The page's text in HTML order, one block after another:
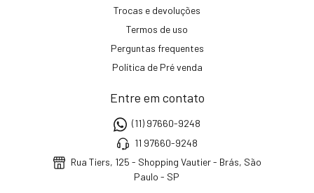
Trocas e devoluções
Termos de uso
Perguntas frequentes
Política de Pré venda
Entre em contato
(11) 97660-9248
11 97660-9248
Rua Tiers, 125 - Shopping Vautier - Brás, São
Paulo - SP